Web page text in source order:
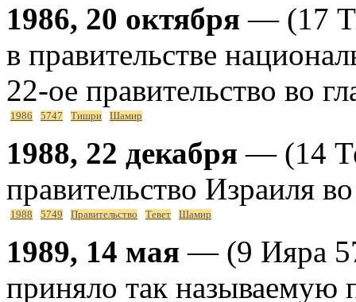
1986, 20 октября — (17
в правительстве
22-ое правительство во
1986 5747 Тишри Шамир
1988, 22 декабря — (14
правительство Израиля
1988 5749 Правительство Тевет Шамир
1989, 14 мая — (9 Ияра
приняло так